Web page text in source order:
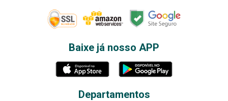
Baixe já nosso APP
Departamentos